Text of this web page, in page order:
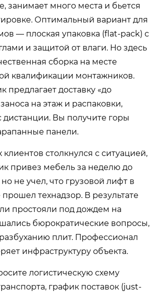
занимает много места и бьется
Оптимальный вариант для
— плоская упаковка (flat-pack) с
и защитой от влаги. Но здесь
сборка на месте
квалификации монтажников.
предлагает доставку «до
на этаж и распаковки,
дистанции. Вы получите горы
панели.
столкнулся с ситуацией,
привез мебель за неделю до
не учел, что грузовой лифт в
технадзор. В результате
простояли под дождем на
бюрократические вопросы,
плит. Профессионал
инфраструктуру объекта.
логистическую схему
график поставок (just-